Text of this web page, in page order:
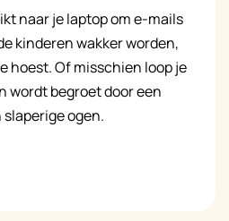
naar je laptop om e-mails
kinderen wakker worden,
hoest. Of misschien loop je
wordt begroet door een
ogen.